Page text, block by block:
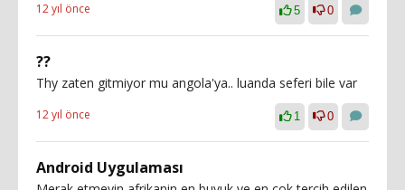
12 yıl önce 5 0
??
Thy zaten gitmiyor mu angola'ya.. luanda seferi bile var
12 yıl önce 1 0
Android Uygulaması